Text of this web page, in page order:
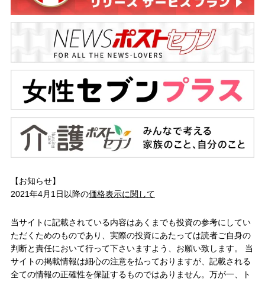
【お知らせ】
2021年4月1日以降の価格表示に関して
当サイトに記載されている内容はあくまでも投資の参考にしてい
ただくためのものであり、実際の投資にあたっては読者ご自身の
判断と責任において行って下さいますよう、お願い致します。 当
サイトの掲載情報は細心の注意を払っておりますが、記載される
全ての情報の正確性を保証するものではありません。万が一、ト